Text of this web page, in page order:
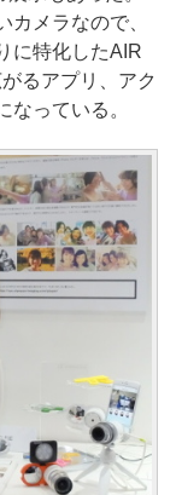
メラなので、
に特化したAIR
るアプリ、アク
っている。